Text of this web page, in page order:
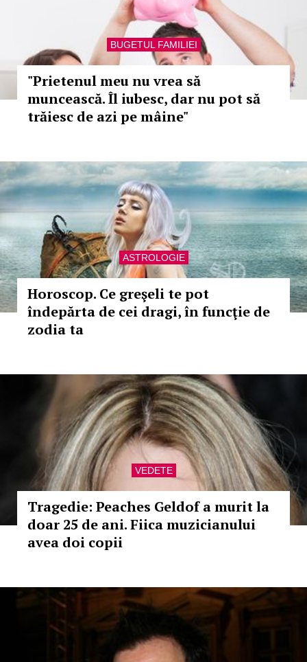
BUGETUL FAMILIEI
"Prietenul meu nu vrea să
muncească. Îl iubesc, dar nu pot să
trăiesc de azi pe mâine"
ASTROLOGIE
Horoscop. Ce greşeli te pot
îndepărta de cei dragi, în funcţie de
zodia ta
VEDETE
Tragedie: Peaches Geldof a murit la
doar 25 de ani. Fiica muzicianului
avea doi copii